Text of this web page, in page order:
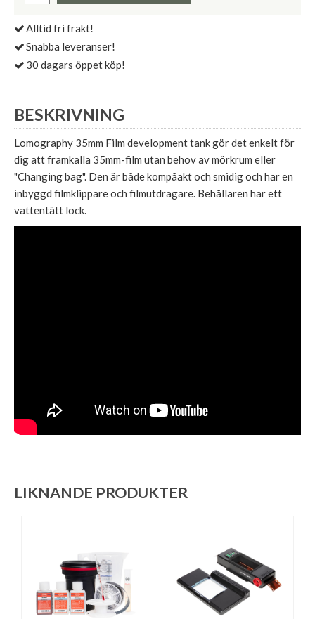
Alltid fri frakt!
Snabba leveranser!
30 dagars öppet köp!
BESKRIVNING
Lomography 35mm Film development tank gör det enkelt för
dig att framkalla 35mm-film utan behov av mörkrum eller
"Changing bag". Den är både kompåakt och smidig och har en
inbyggd filmklippare och filmutdragare. Behållaren har ett
vattentätt lock.
LIKNANDE PRODUKTER